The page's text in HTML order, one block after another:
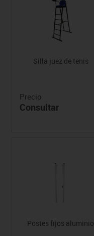
Silla juez de tenis
Precio
Consultar
Postes fijos aluminio